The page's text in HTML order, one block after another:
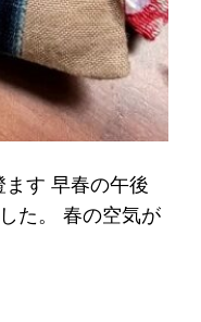
す 早春の午後
た。 春の空気が